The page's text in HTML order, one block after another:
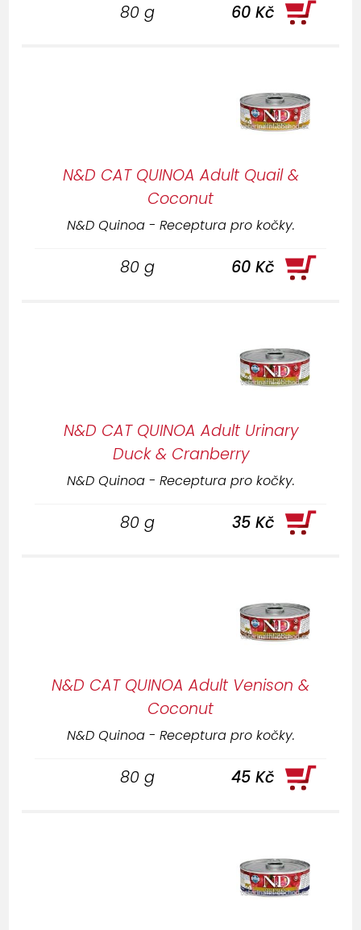
80 g 60 Kč
N&D CAT QUINOA Adult Quail &
Coconut
N&D Quinoa - Receptura pro kočky.
80 g 60 Kč
N&D CAT QUINOA Adult Urinary
Duck & Cranberry
N&D Quinoa - Receptura pro kočky.
80 g 35 Kč
N&D CAT QUINOA Adult Venison &
Coconut
N&D Quinoa - Receptura pro kočky.
80 g 45 Kč